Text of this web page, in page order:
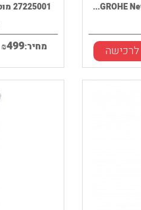
27225001 מוט קומפלט GROHE E...
מחיר: ₪499 לרכישה